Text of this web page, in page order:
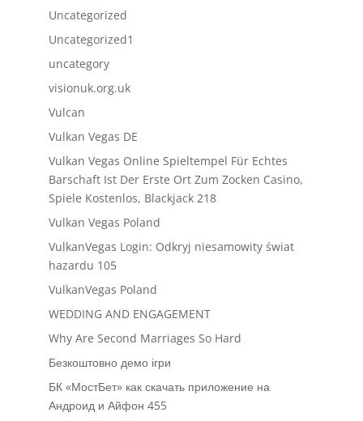
Uncategorized
Uncategorized1
uncategory
visionuk.org.uk
Vulcan
Vulkan Vegas DE
Vulkan Vegas Online Spieltempel Für Echtes
Barschaft Ist Der Erste Ort Zum Zocken Casino,
Spiele Kostenlos, Blackjack 218
Vulkan Vegas Poland
VulkanVegas Login: Odkryj niesamowity świat
hazardu 105
VulkanVegas Poland
WEDDING AND ENGAGEMENT
Why Are Second Marriages So Hard
Безкоштовно демо ігри
БК «МостБет» как скачать приложение на
Андроид и Айфон 455